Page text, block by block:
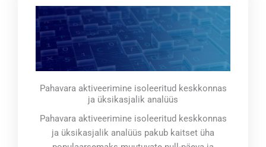
Pahavara aktiveerimine isoleeritud keskkonnas
ja üksikasjalik analüüs
Pahavara aktiveerimine isoleeritud keskkonnas
ja üksikasjalik analüüs pakub kaitset üha